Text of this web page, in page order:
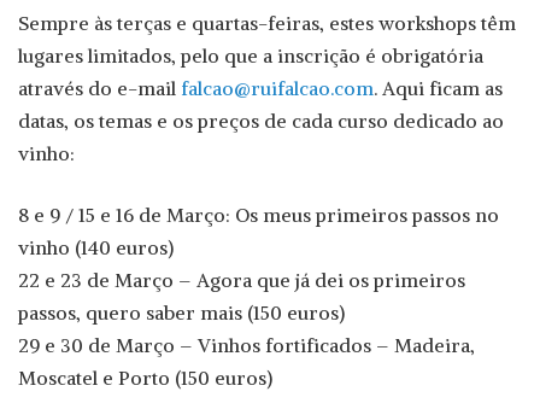
Sempre às terças e quartas-feiras, estes workshops têm
lugares limitados, pelo que a inscrição é obrigatória
através do e-mail falcao@ruifalcao.com. Aqui ficam as
datas, os temas e os preços de cada curso dedicado ao
vinho:
8 e 9 / 15 e 16 de Março: Os meus primeiros passos no
vinho (140 euros)
22 e 23 de Março – Agora que já dei os primeiros
passos, quero saber mais (150 euros)
29 e 30 de Março – Vinhos fortificados – Madeira,
Moscatel e Porto (150 euros)